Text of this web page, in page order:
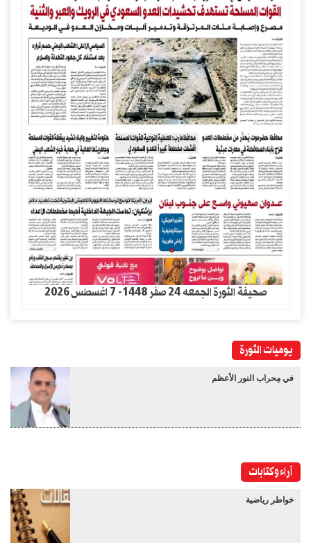
صحيفة الثورة الجمعه 24 صفر 1448- 7 اغسطس 2026
يوميات الثورة
في مِحراب النور الأعظم
آراء وكتابات
خواطر رياضية